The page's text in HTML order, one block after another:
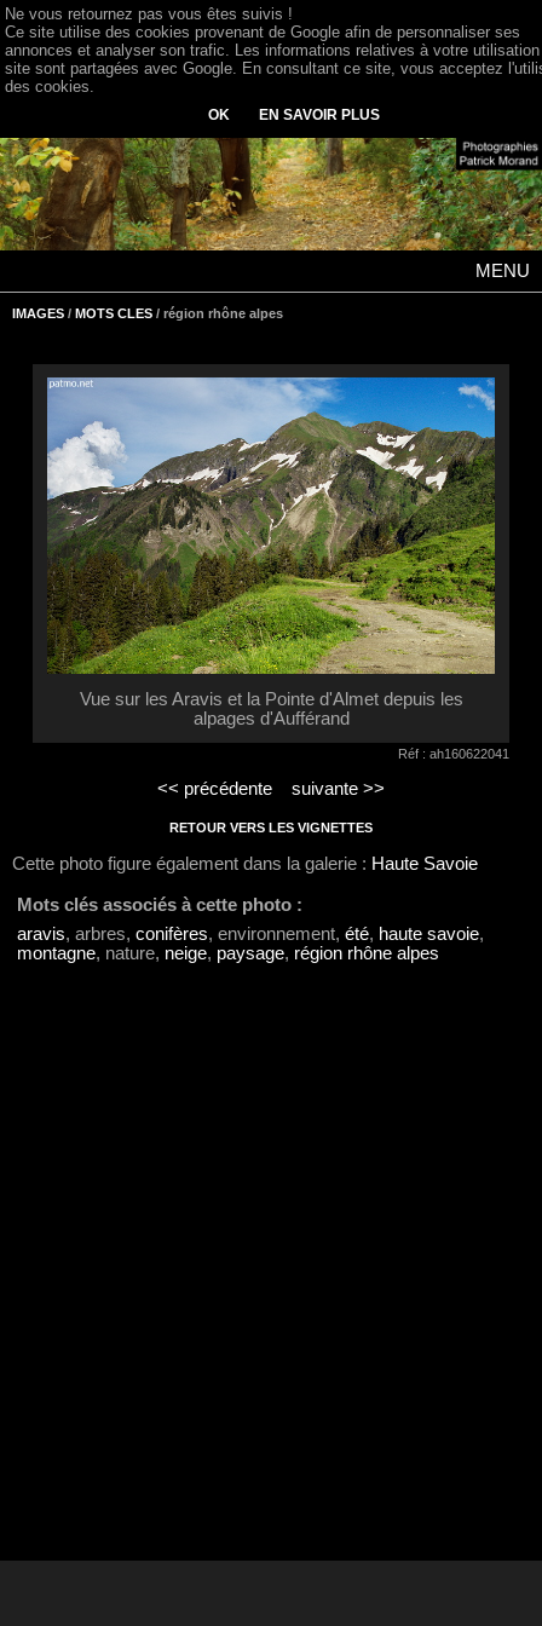
MENU
IMAGES / MOTS CLES / région rhône alpes
Vue sur les Aravis et la Pointe d'Almet depuis les
alpages d'Aufférand
Réf : ah160622041
<< précédente suivante >>
RETOUR VERS LES VIGNETTES
Cette photo figure également dans la galerie : Haute Savoie
Mots clés associés à cette photo :
aravis, arbres, conifères, environnement, été, haute savoie,
montagne, nature, neige, paysage, région rhône alpes
Ne vous retournez pas vous êtes suivis !
Ce site utilise des cookies provenant de Google afin de personnaliser ses
annonces et analyser son trafic. Les informations relatives à votre
site sont partagées avec Google. En consultant ce site, vous acceptez
des cookies.
OK EN SAVOIR PLUS